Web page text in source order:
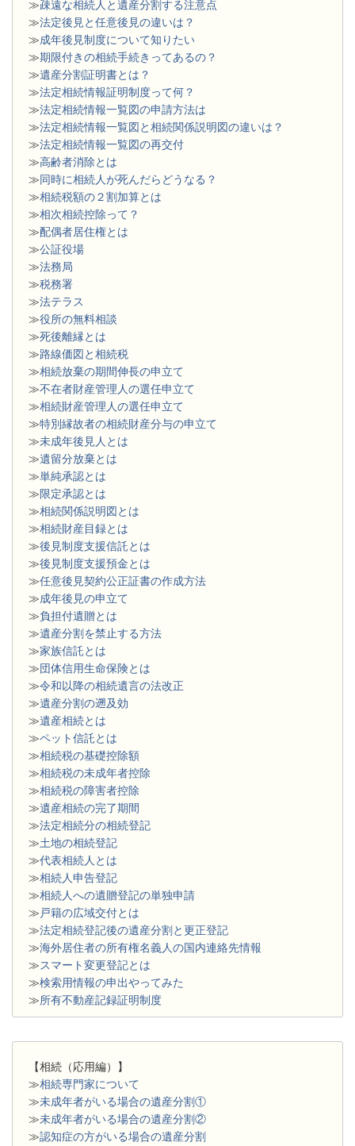
≫疎遠な相続人と遺産分割する注意点
≫法定後見と任意後見の違いは？
≫成年後見制度について知りたい
≫期限付きの相続手続きってあるの？
≫遺産分割証明書とは？
≫法定相続情報証明制度って何？
≫法定相続情報一覧図の申請方法は
≫法定相続情報一覧図と相続関係説明図の違いは？
≫法定相続情報一覧図の再交付
≫高齢者消除とは
≫同時に相続人が死んだらどうなる？
≫相続税額の２割加算とは
≫相次相続控除って？
≫配偶者居住権とは
≫公証役場
≫法務局
≫税務署
≫法テラス
≫役所の無料相談
≫死後離縁とは
≫路線価図と相続税
≫相続放棄の期間伸長の申立て
≫不在者財産管理人の選任申立て
≫相続財産管理人の選任申立て
≫特別縁故者の相続財産分与の申立て
≫未成年後見人とは
≫遺留分放棄とは
≫単純承認とは
≫限定承認とは
≫相続関係説明図とは
≫相続財産目録とは
≫後見制度支援信託とは
≫後見制度支援預金とは
≫任意後見契約公正証書の作成方法
≫成年後見の申立て
≫負担付遺贈とは
≫遺産分割を禁止する方法
≫家族信託とは
≫団体信用生命保険とは
≫令和以降の相続遺言の法改正
≫遺産分割の遡及効
≫遺産相続とは
≫ペット信託とは
≫相続税の基礎控除額
≫相続税の未成年者控除
≫相続税の障害者控除
≫遺産相続の完了期間
≫法定相続分の相続登記
≫土地の相続登記
≫代表相続人とは
≫相続人申告登記
≫相続人への遺贈登記の単独申請
≫ 戸籍の広域交付とは
≫法定相続登記後の遺産分割と更正登記
≫海外居住者の所有権名義人の国内連絡先情報
≫スマート変更登記とは
≫検索用情報の申出やってみた
≫所有不動産記録証明制度
【相続（応用編）】
≫相続専門家について
≫未成年者がいる場合の遺産分割①
≫未成年者がいる場合の遺産分割②
≫認知症の方がいる場合の遺産分割